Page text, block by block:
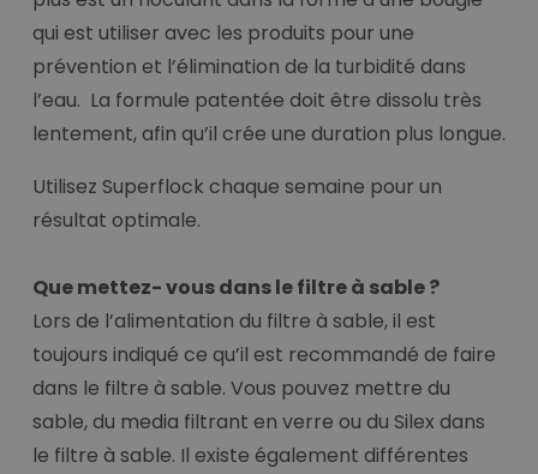
qui est utiliser avec les produits pour une
prévention et l’élimination de la turbidité dans
l’eau. La formule patentée doit être dissolu très
lentement, afin qu’il crée une duration plus longue.
Utilisez Superflock chaque semaine pour un
résultat optimale.
Que mettez- vous dans le filtre à sable ?
Lors de l’alimentation du filtre à sable, il est
toujours indiqué ce qu’il est recommandé de faire
dans le filtre à sable. Vous pouvez mettre du
sable, du media filtrant en verre ou du Silex dans
le filtre à sable. Il existe également différentes